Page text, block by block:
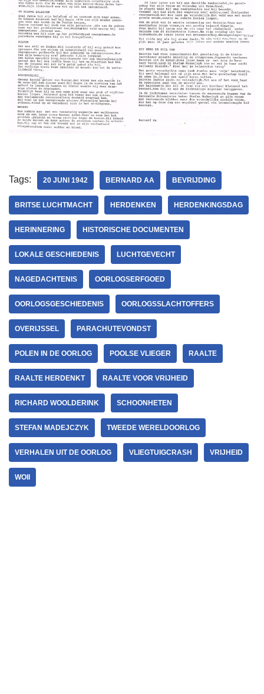
Tags: 20 JUNI 1942 BERNARD AA BEVRIJDING
BRITSE LUCHTMACHT HERDENKEN HERDENKINGSDAG
HERINNERING HISTORISCHE DOCUMENTEN
LOKALE GESCHIEDENIS LUCHTGEVECHT
NAGEDACHTENIS OORLOGSERFGOED
OORLOGSGESCHIEDENIS OORLOGSSLACHTOFFERS
OVERIJSSEL PARACHUTEVONDST
POLEN IN DE OORLOG POOLSE VLIEGER RAALTE
RAALTE HERDENKT RAALTE VOOR VRIJHEID
RICHARD WOOLDERINK SCHOONHETEN
STEFAN MADEJCZYK TWEEDE WERELDOORLOG
VERHALEN UIT DE OORLOG VLIEGTUIGCRASH VRIJHEID
WOII